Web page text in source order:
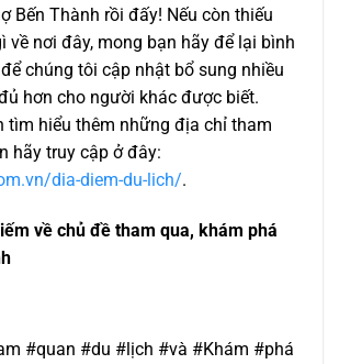
Bến Thành rồi đấy! Nếu còn thiếu
về nơi đây, mong bạn hãy để lại bình
chúng tôi cập nhật bổ sung nhiều
hơn cho người khác được biết.
tìm hiểu thêm những địa chỉ tham
hãy truy cập ở đây:
dia-diem-du-lich/.
về chủ đề tham qua, khám phá
#quan #du #lịch #và #Khám #phá